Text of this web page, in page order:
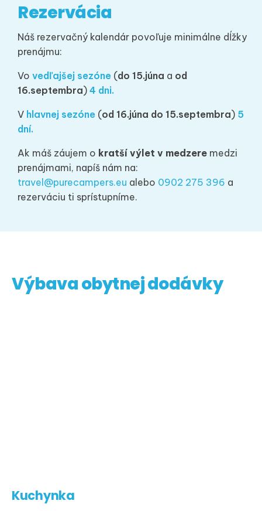
Rezervácia
Náš rezervačný kalendár povoľuje minimálne dĺžky
prenájmu:
Vo vedľajšej sezóne (do 15.júna a od
16.septembra) 4 dni.
V hlavnej sezóne (od 16.júna do 15.septembra) 5
dní.
Ak máš záujem o kratší výlet v medzere medzi
prenájmami, napíš nám na:
travel@purecampers.eu alebo 0902 275 396 a
rezerváciu ti sprístupníme.
Výbava obytnej dodávky
Kuchynka